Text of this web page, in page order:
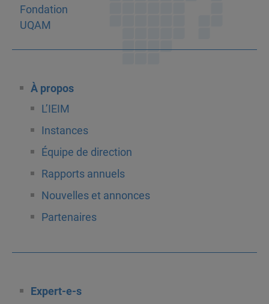
À propos
L’IEIM
Instances
Équipe de direction
Rapports annuels
Nouvelles et annonces
Partenaires
Expert-e-s